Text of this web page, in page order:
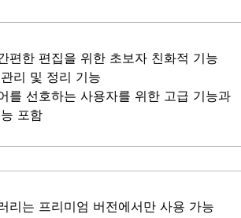
편한 편집을 위한 초보자 친화적 기능
리 및 정리 기능
를 선호하는 사용자를 위한 고급 기능과
포함
리는 프리미엄 버전에서만 사용 가능